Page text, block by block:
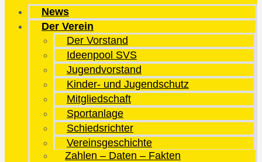
News
Der Verein
Der Vorstand
Ideenpool SVS
Jugendvorstand
Kinder- und Jugendschutz
Mitgliedschaft
Sportanlage
Schiedsrichter
Vereinsgeschichte
Zahlen – Daten – Fakten